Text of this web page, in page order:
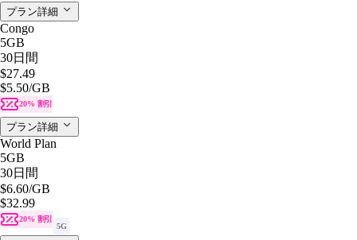
プラン詳細
Congo
5GB
30日間
$27.49
$5.50/GB
20% 割引
プラン詳細
World Plan
5GB
30日間
$6.60/GB
$32.99
20% 割引
5G